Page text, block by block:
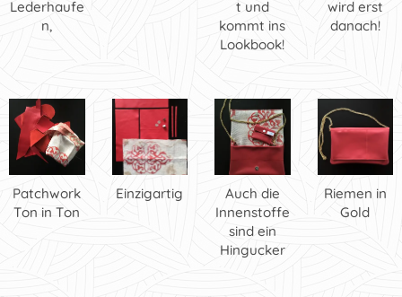
Lederhaufe
n,
t und
kommt ins
Lookbook!
wird erst
danach!
Patchwork
Ton in Ton
Einzigartig
Auch die
Innenstoffe
sind ein
Hingucker
Riemen in
Gold